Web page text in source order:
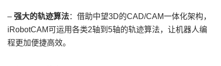
– 强大的轨迹算法：借助中望3D的CAD/CAM一体化架构，
iRobotCAM可运用各类2轴到5轴的轨迹算法，让机器人编
程更加便捷高效。